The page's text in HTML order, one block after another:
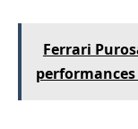
Ferrari